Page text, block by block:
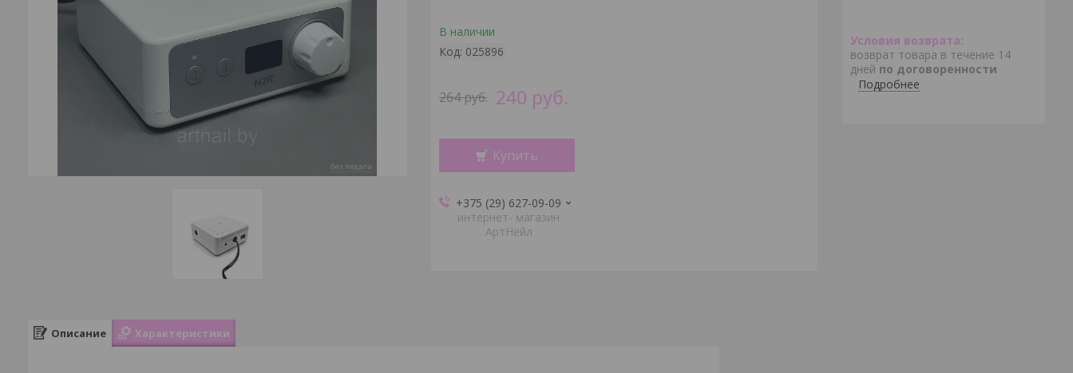
В наличии
Код: 025896
264руб. 240 руб.
Купить
+375 (29) 627-09-09
интернет- магазин
АртНейл
возврат товара в течение 14
дней по договоренности
Подробнее
Описание Характеристики